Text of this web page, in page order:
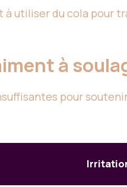
à utiliser du cola pour
à
pour